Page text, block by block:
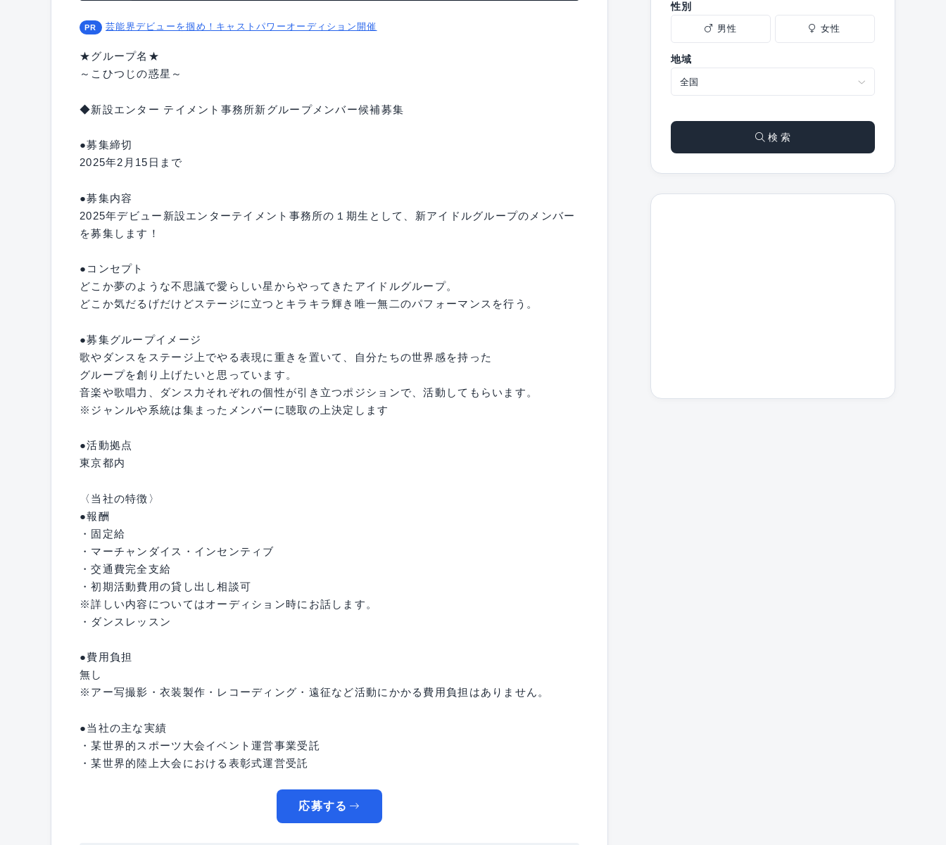
芸能界デビューを掴め！キャストパワーオーディション開催
★グループ名★
～こひつじの惑星～
◆新設エンター テイメント事務所新グループメンバー候補募集
●募集締切
2025年2月15日まで
●募集内容
2025年デビュー新設エンターテイメント事務所の１期生として、新アイドルグループのメンバー
を募集します！
●コンセプト
どこか夢のような不思議で愛らしい星からやってきたアイドルグループ。
どこか気だるげだけどステージに立つとキラキラ輝き唯一無二のパフォーマンスを行う。
●募集グループイメージ
歌やダンスをステージ上でやる表現に重きを置いて、自分たちの世界感を持った
グループを創り上げたいと思っています。
音楽や歌唱力、ダンス力それぞれの個性が引き立つポジションで、活動してもらいます。
※ジャンルや系統は集まったメンバーに聴取の上決定します
●活動拠点
東京都内
〈当社の特徴〉
●報酬
・固定給
・マーチャンダイス・インセンティブ
・交通費完全支給
・初期活動費用の貸し出し相談可
※詳しい内容についてはオーディション時にお話します。
・ダンスレッスン
●費用負担
無し
※アー写撮影・衣装製作・レコーディング・遠征など活動にかかる費用負担はありません。
●当社の主な実績
・某世界的スポーツ大会イベント運営事業受託
・某世界的陸上大会における表彰式運営受託
応募する
性別
男性 女性
地域
検 索